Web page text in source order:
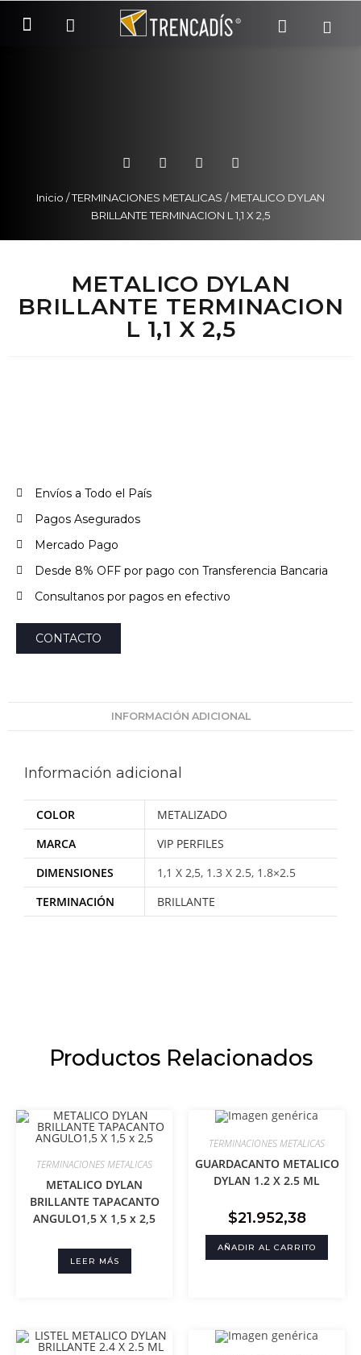
Inicio /TERMINACIONES METALICAS / METALICO DYLAN
BRILLANTE TERMINACION L 1,1 X 2,5
METALICO DYLAN
BRILLANTE TERMINACION
L 1,1 X 2,5
Envíos a Todo el País
Pagos Asegurados
Mercado Pago
Desde 8% OFF por pago con Transferencia Bancaria
Consultanos por pagos en efectivo
CONTACTO
INFORMACIÓN ADICIONAL
Información adicional
COLOR
METALIZADO
MARCA
VIP PERFILES
DIMENSIONES
1,1 X 2,5, 1.3 X 2.5, 1.8×2.5
TERMINACIÓN
BRILLANTE
Productos Relacionados
TERMINACIONES METALICAS
METALICO DYLAN
BRILLANTE TAPACANTO
ANGULO1,5 X 1,5 x 2,5
LEER MÁS
TERMINACIONES METALICAS
GUARDACANTO METALICO
DYLAN 1.2 X 2.5 ML
$21.952,38
AÑADIR AL CARRITO